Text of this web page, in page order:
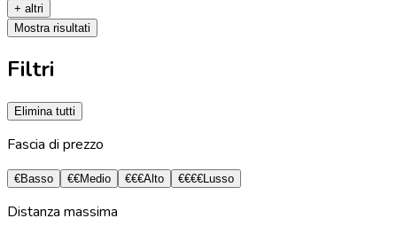
+ altri
Mostra risultati
Filtri
Elimina tutti
Fascia di prezzo
€Basso €€Medio €€€Alto €€€€Lusso
Distanza massima